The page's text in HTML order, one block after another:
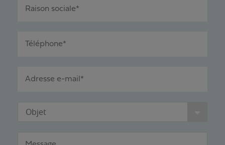
Raison sociale*
Téléphone*
Adresse e-mail*
Objet